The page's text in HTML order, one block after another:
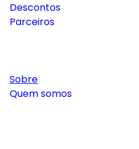
Descontos
Parceiros
Sobre
Quem somos